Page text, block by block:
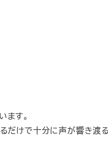
す。
だけで十分に声が響き渡